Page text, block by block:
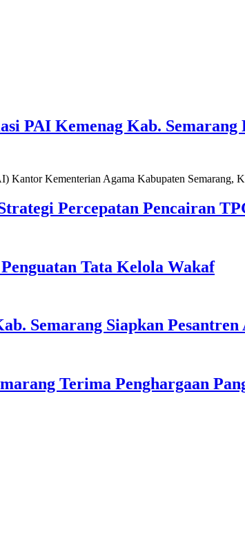
PAI Kemenag Kab.
Kantor Kementerian Agama Kabupaten Semarang,
Percepatan Pencairan
Tata Kelola Wakaf
Semarang Siapkan Pesantren
Terima Penghargaan